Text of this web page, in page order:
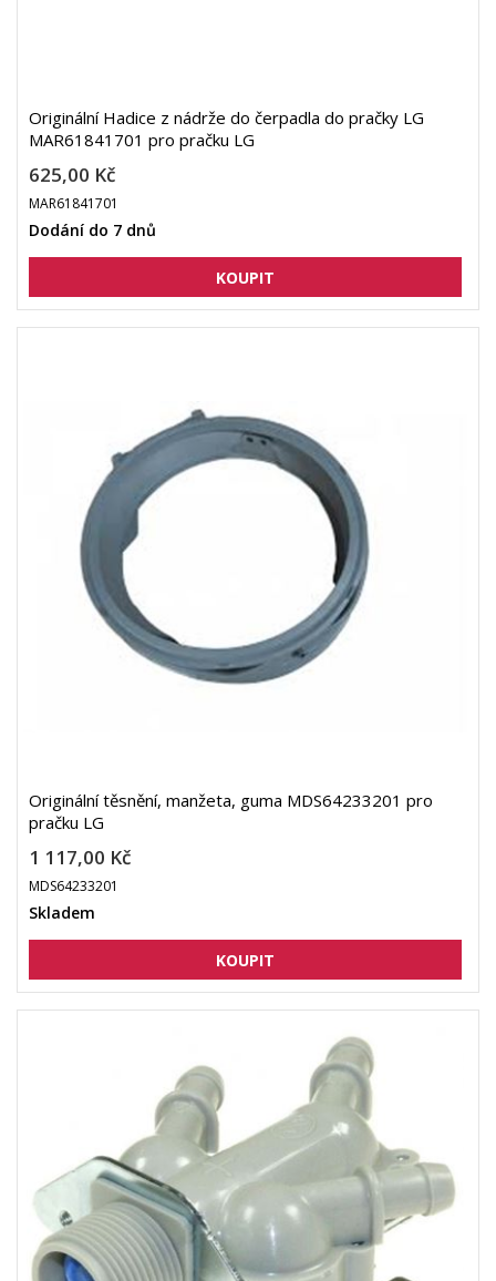
Originální Hadice z nádrže do čerpadla do pračky LG
MAR61841701 pro pračku LG
625,00 Kč
MAR61841701
Dodání do 7 dnů
Originální těsnění, manžeta, guma MDS64233201 pro
pračku LG
1 117,00 Kč
MDS64233201
Skladem